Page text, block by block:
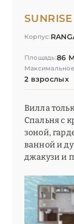
Корпус:
Площадь:86
2 взрослых
Вилла
Спальня с
зоной,
ванной и
джакузи и